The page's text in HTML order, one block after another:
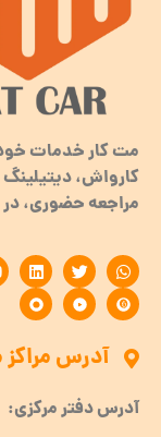
مت کار خدمات
کارواش،
مراجعه حضوری،
آدرس مراکز
آدرس دفتر مرکزی: